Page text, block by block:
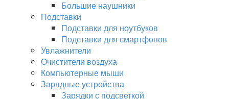
Большие наушники
Подставки
Подставки для ноутбуков
Подставки для смартфонов
Увлажнители
Очистители воздуха
Компьютерные мыши
Зарядные устройства
Зарядки с подсветкой